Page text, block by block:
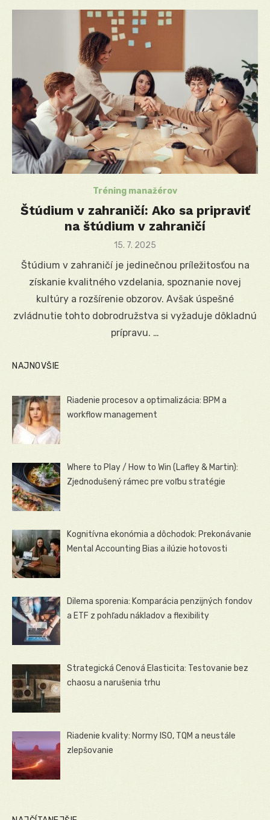
Tréning manažérov
Štúdium v zahraničí: Ako sa pripraviť
na štúdium v zahraničí
Posted
15. 7. 2025
Štúdium v zahraničí je jedinečnou príležitosťou na
získanie kvalitného vzdelania, spoznanie novej
kultúry a rozšírenie obzorov. Avšak úspešné
zvládnutie tohto dobrodružstva si vyžaduje dôkladnú
prípravu. …
NAJNOVŠIE
Riadenie procesov a optimalizácia: BPM a
workflow management
Where to Play / How to Win (Lafley & Martin):
Zjednodušený rámec pre voľbu stratégie
Kognitívna ekonómia a dôchodok: Prekonávanie
Mental Accounting Bias a ilúzie hotovosti
Dilema sporenia: Komparácia penzijných fondov
a ETF z pohľadu nákladov a flexibility
Strategická Cenová Elasticita: Testovanie bez
chaosu a narušenia trhu
Riadenie kvality: Normy ISO, TQM a neustále
zlepšovanie